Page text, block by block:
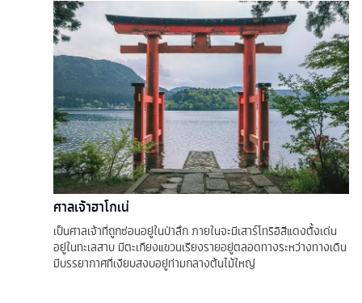
ศาลเจ้าฮาโกเน่
เป็นศาลเจ้าที่ถูกซ่อนอยู่ในป่าลึก ภายในจะมีเสาร์โทริอิสีแดงตั้งเด่น
อยู่ในทะเลสาบ มีตะเกียงแขวนเรียงรายอยู่ตลอดทางระหว่างทางเดิน
มีบรรยากาศที่เงียบสงบอยู่ท่ามกลางต้นไม้ใหญ่